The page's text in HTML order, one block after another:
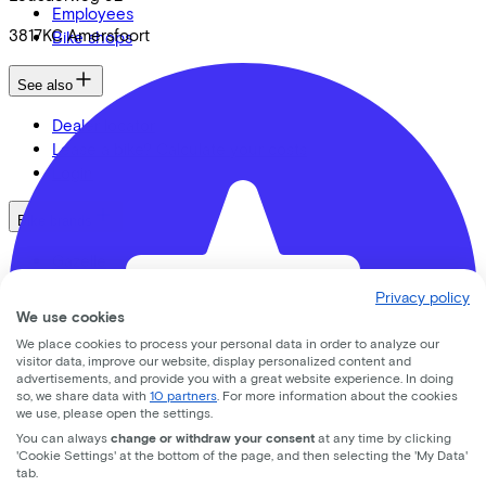
3817KC Amersfoort
Employees
Bike shops
See also
Dealer locator
Lease a bike? Calculate your costs
Bike brands
Kalkhoff
Urban Arrow
Veloretti
Cube
Privacy policy
We use cookies
We place cookies to process your personal data in order to analyze our
visitor data, improve our website, display personalized content and
advertisements, and provide you with a great website experience. In doing
so, we share data with 10 partners . For more information about the cookies
we use, please open the settings.
You can always change or withdraw your consent at any time by clicking
'Cookie Settings' at the bottom of the page, and then selecting the 'My Data'
tab.